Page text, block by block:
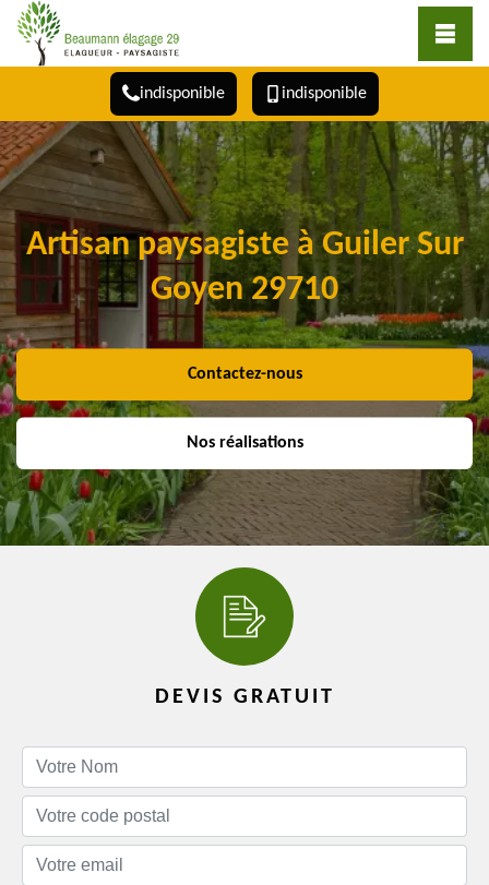
indisponible indisponible
Artisan paysagiste à Guiler Sur
Goyen 29710
Contactez-nous
Nos réalisations
DEVIS GRATUIT